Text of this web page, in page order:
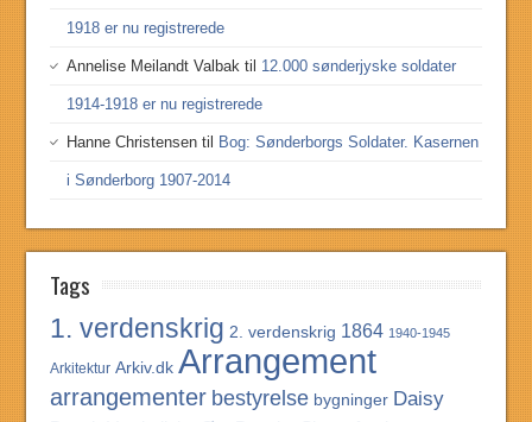
1918 er nu registrerede
Annelise Meilandt Valbak til 12.000 sønderjyske soldater
1914-1918 er nu registrerede
Hanne Christensen til Bog: Sønderborgs Soldater. Kasernen
i Sønderborg 1907-2014
Tags
1. verdenskrig 2. verdenskrig 1864 1940-1945
Arkitektur Arkiv.dk Arrangement
arrangementer bestyrelse bygninger Daisy